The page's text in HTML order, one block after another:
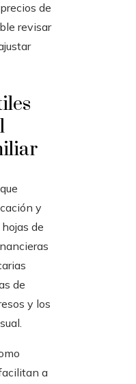
de
revisar
y
de
de
y los
a